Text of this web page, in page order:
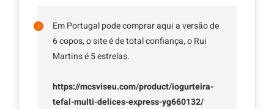
Em Portugal pode comprar aqui a versão de
6 copos, o site é de total confiança, o Rui
Martins é 5 estrelas.
https://mcsviseu.com/product/iogurteira-
tefal-multi-delices-express-yg660132/